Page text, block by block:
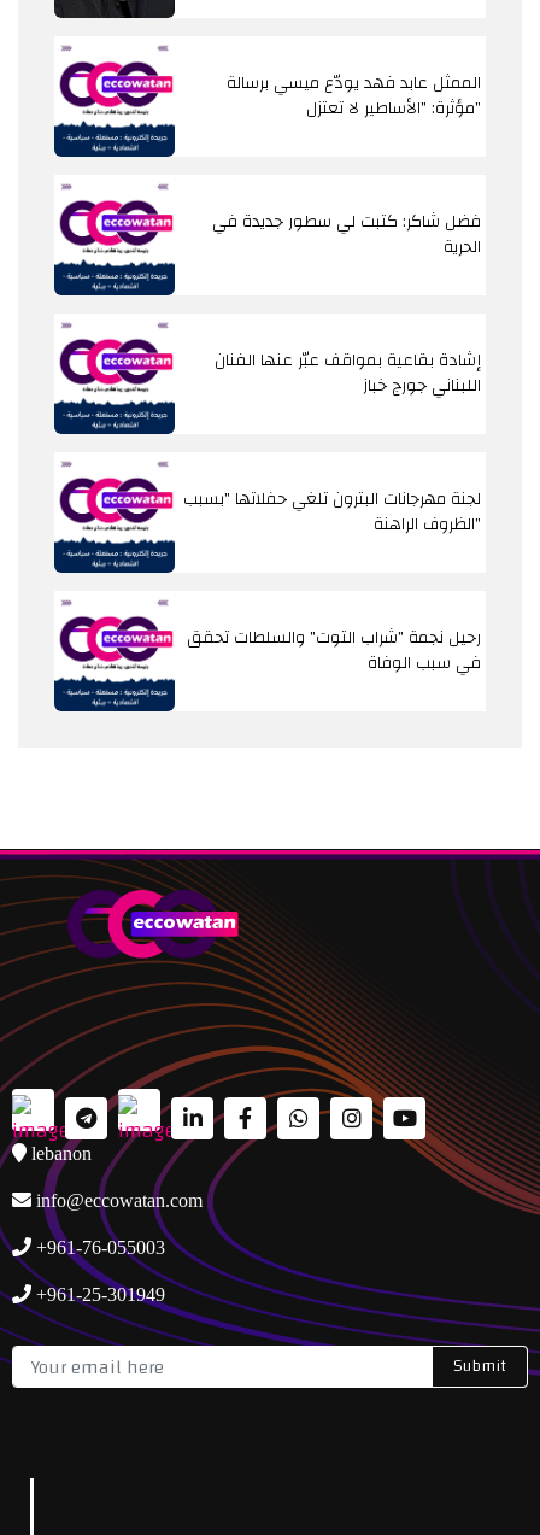
الممثل عابد فهد يودّع ميسي برسالة
مؤثرة: "الأساطير لا تعتزل"
فضل شاكر: كتبت لي سطور جديدة في
الحرية
إشادة بقاعية بمواقف عبّر عنها الفنان
اللبناني جورج خباز
لجنة مهرجانات البترون تلغي حفلاتها "بسبب
الظروف الراهنة"
رحيل نجمة "شراب التوت" والسلطات تحقق
في سبب الوفاة
lebanon
info@eccowatan.com
+961-76-055003
+961-25-301949
Submit